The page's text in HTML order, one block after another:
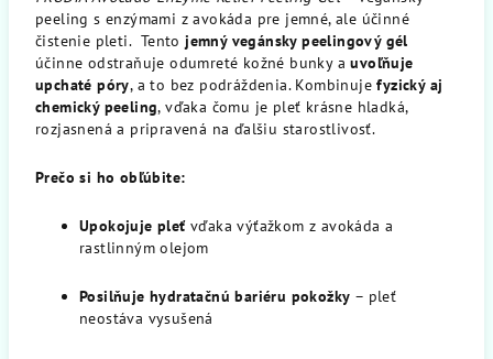
peeling s enzýmami z avokáda pre jemné, ale účinné
čistenie pleti. Tentojemný vegánsky peelingový gél
účinne odstraňuje odumreté kožné bunky auvoľňuje
upchaté póry, a to bez podráždenia. Kombinujefyzický aj
chemický peeling, vďaka čomu je pleť krásne hladká,
rozjasnená a pripravená na ďalšiu starostlivosť.
Prečo si ho obľúbite:
Upokojuje pleťvďaka výťažkom z avokáda a
rastlinným olejom
Posilňuje hydratačnú bariéru pokožky – pleť
neostáva vysušená